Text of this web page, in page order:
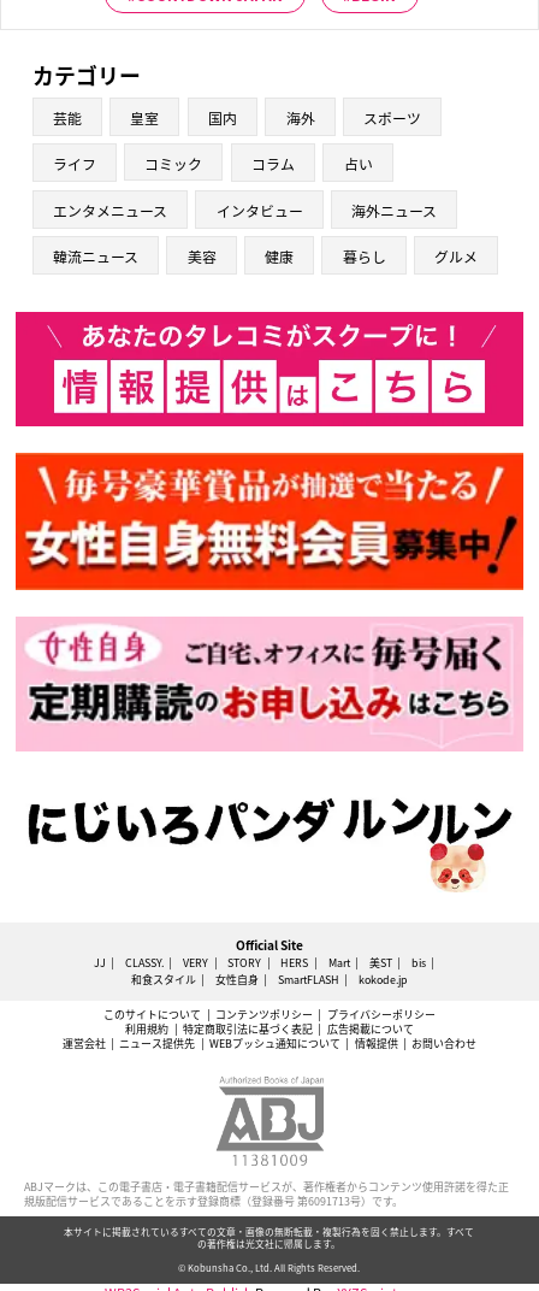
カテゴリー
芸能 皇室 国内 海外 スポーツ
ライフ コミック コラム 占い
エンタメニュース インタビュー 海外ニュース
韓流ニュース 美容 健康 暮らし グルメ
Official Site
JJ CLASSY. VERY STORY HERS Mart 美ST
bis
和食スタイル
女性自身 SmartFLASH kokode.jp
このサイトについて コンテンツポリシー
プライバシーポリシー
利用規約
特定商取引法に基づく表記
広告掲載について
運営会社
ニュース提供先 WEBプッシュ通知について 情報提供 お問い合わせ
ABJマークは、この電子書店・電子書籍配信サービスが、著作権者からコンテンツ使用許諾を得た正
規版配信サービスであることを示す登録商標（登録番号 第6091713号）です。
本サイトに掲載されているすべての文章・画像の無断転載・複製行為を固く禁止します。すべて
の著作権は光文社に帰属します。
© Kobunsha Co., Ltd. All Rights Reserved.